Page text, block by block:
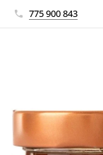
775 900 843